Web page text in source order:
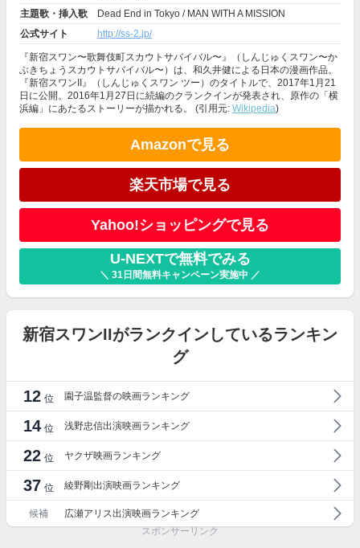
主題歌・挿入歌
Dead End in Tokyo / MAN WITH A MISSION
公式サイト
http://ss-2.jp/
『新宿スワン〜歌舞伎町スカウトサバイバル〜』（しんじゅくスワン〜か
ぶきちょうスカウトサバイバル〜）は、和久井健による日本の漫画作品。
『新宿スワンII』（しんじゅくスワン ツー）のタイトルで、2017年1月21
日に公開。2016年1月27日に続編のクランクインが発表され、原作の「横
浜編」にあたるストーリーが描かれる。 (引用元: Wikipedia)
Amazonで見る
楽天市場で見る
Yahoo!ショッピングで見る
U-NEXTで無料でみる
＼ 31日間無料キャンペーン実施中 ／
新宿スワンIIがランクインしているランキン
グ
12 位 園子温監督の映画ランキング
14 位 浅野忠信出演映画ランキング
22 位 ヤクザ映画ランキング
37 位 綾野剛出演映画ランキング
候補
広瀬アリス出演映画ランキング
スポンサーリンク